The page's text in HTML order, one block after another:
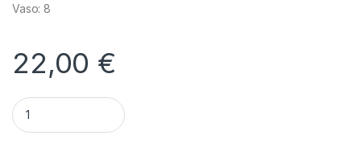
Vaso: 8
22,00 €
Quantidade Tectaria Hilocarpa V.8